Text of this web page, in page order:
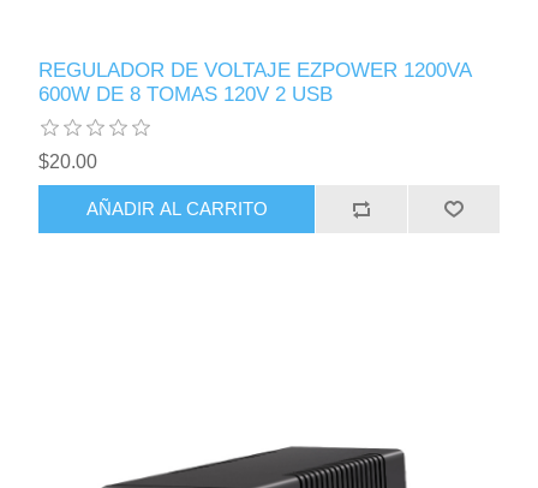
REGULADOR DE VOLTAJE EZPOWER 1200VA
600W DE 8 TOMAS 120V 2 USB
$20.00
AÑADIR AL CARRITO